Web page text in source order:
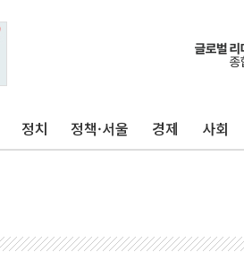
정치 정책·서울 경제 사회